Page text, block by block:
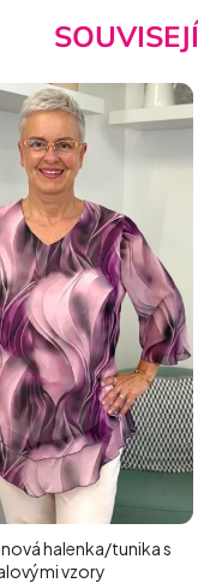
halenka/tunika s
vzory